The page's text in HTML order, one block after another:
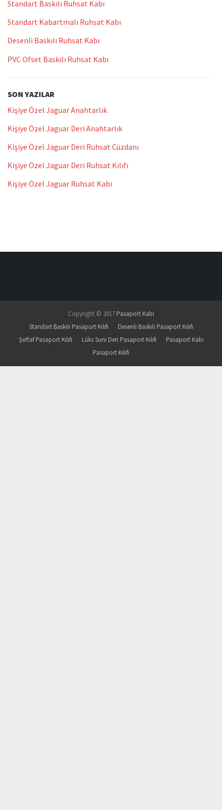
Standart Baskılı Ruhsat Kabı
Standart Kabartmalı Ruhsat Kabı
Desenli Baskılı Ruhsat Kabı
PVC Ofset Baskılı Ruhsat Kabı
SON YAZILAR
Kişiye Özel Jaguar Anahtarlık
Kişiye Özel Jaguar Deri Anahtarlık
Kişiye Özel Jaguar Deri Ruhsat Cüzdanı
Kişiye Özel Jaguar Deri Ruhsat Kılıfı
Kişiye Özel Jaguar Ruhsat Kabı
Copyright © 2017 Pasaport Kabı
Standart Baskılı Pasaport Kılıfı
Desenli Baskılı Pasaport Kılıfı
Şeffaf Pasaport Kılıfı
Lüks Suni Deri Pasaport Kılıfı
Pasaport Kabı
Pasaport Kılıfı